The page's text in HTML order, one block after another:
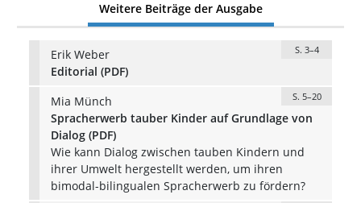
Weitere Beiträge der Ausgabe
Erik Weber S. 3–4
Editorial (PDF)
Mia Münch
S. 5–20
Spracherwerb tauber Kinder auf Grundlage von
Dialog (PDF)
Wie kann Dialog zwischen tauben Kindern und
ihrer Umwelt hergestellt werden, um ihren
bimodal-bilingualen Spracherwerb zu fördern?